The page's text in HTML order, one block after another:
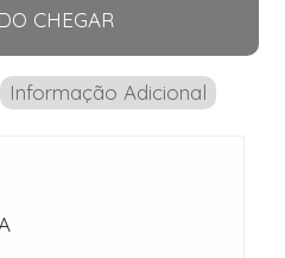
CHEGAR
Informação Adicional